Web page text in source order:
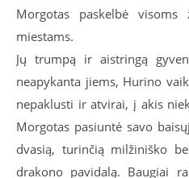
Morgotas paskelbė
miestams.
Jų trumpą ir aistringą
neapykanta jiems, Hurino
nepaklusti ir atvirai, į akis
Morgotas pasiuntė savo
dvasią, turinčią milžiniško
drakono pavidalą. Baugiai